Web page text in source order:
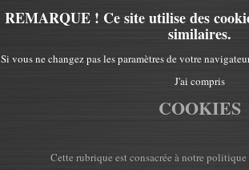
REMARQUE ! Ce site utilise des
similaires.
Si vous ne changez pas les paramètres de votre
J'ai compris
COOKIES
Cette rubrique est consacrée à notre